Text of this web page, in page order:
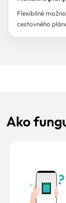
Flexibilné
cestovného
Ako